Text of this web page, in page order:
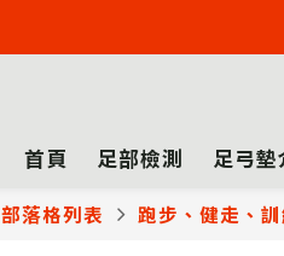
首頁
足部檢測 足弓墊
部落格列表 跑步、健走、